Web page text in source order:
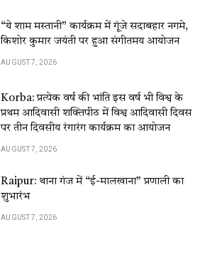
“ये शाम मस्तानी” कार्यक्रम में गूंजे सदाबहार नगमे,
किशोर कुमार जयंती पर हुआ संगीतमय आयोजन
AUGUST 7, 2026
Korba: प्रत्येक वर्ष की भांति इस वर्ष भी विश्व के
प्रथम आदिवासी शक्तिपीठ में विश्व आदिवासी दिवस
पर तीन दिवसीय रंगारंग कार्यक्रम का आयोजन
AUGUST 7, 2026
Raipur: थाना गंज में “ई-मालखाना” प्रणाली का
शुभारंभ
AUGUST 7, 2026